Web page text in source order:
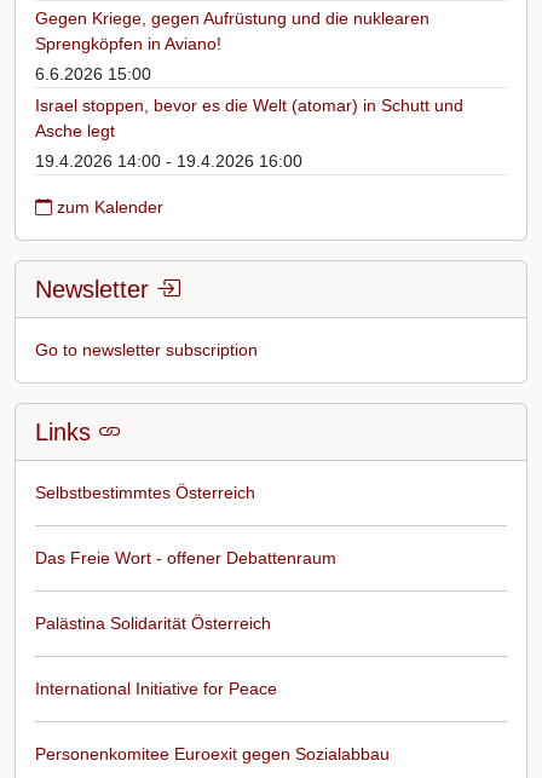
Gegen Kriege, gegen Aufrüstung und die nuklearen
Sprengköpfen in Aviano!
6.6.2026 15:00
Israel stoppen, bevor es die Welt (atomar) in Schutt und
Asche legt
19.4.2026 14:00 - 19.4.2026 16:00
zum Kalender
Newsletter
Go to newsletter subscription
Links
Selbstbestimmtes Österreich
Das Freie Wort - offener Debattenraum
Palästina Solidarität Österreich
International Initiative for Peace
Personenkomitee Euroexit gegen Sozialabbau